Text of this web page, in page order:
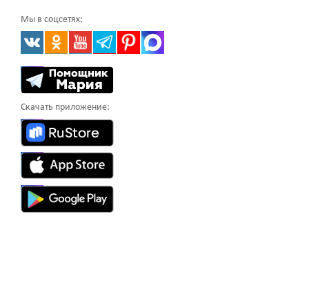
Мы в соцсетях:
Скачать приложение: